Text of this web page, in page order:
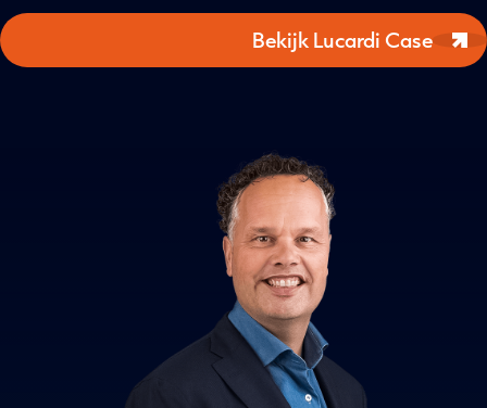
Bekijk Lucardi Case